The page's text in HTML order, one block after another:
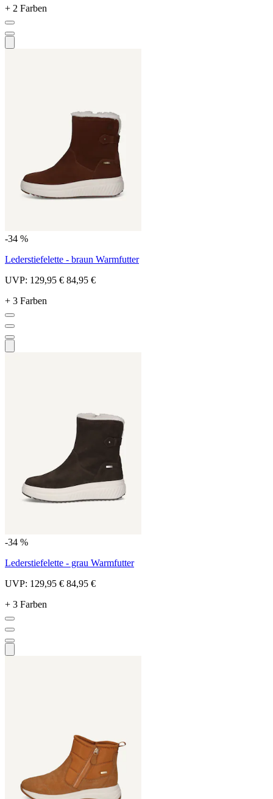
+ 2 Farben
-34 %
Lederstiefelette - braun Warmfutter
UVP: 129,95 € 84,95 €
+ 3 Farben
-34 %
Lederstiefelette - grau Warmfutter
UVP: 129,95 € 84,95 €
+ 3 Farben